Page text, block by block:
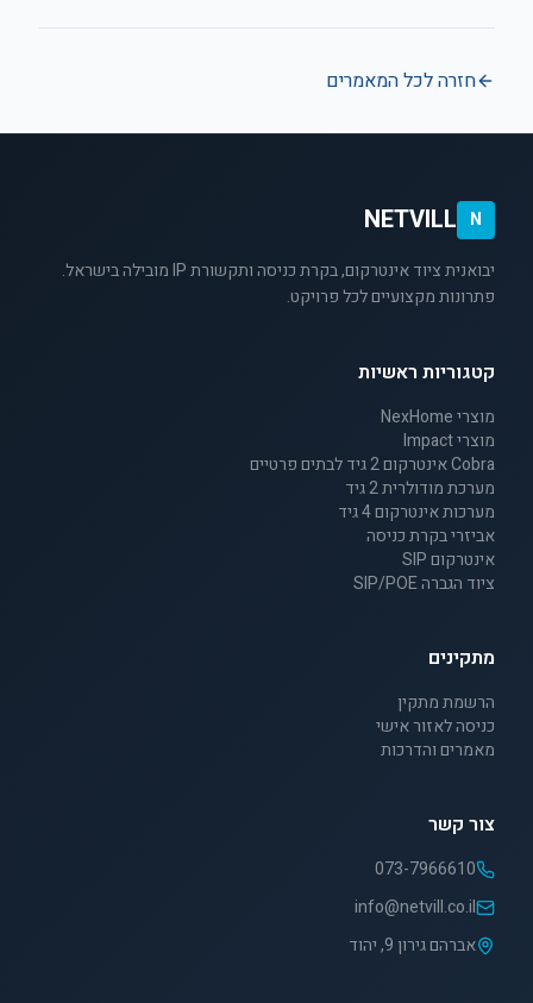
חזרה לכל המאמרים
N
NETVILL
יבואנית ציוד אינטרקום, בקרת כניסה ותקשורת IP מובילה בישראל.
פתרונות מקצועיים לכל פרויקט.
קטגוריות ראשיות
מוצרי NexHome
מוצרי Impact
Cobra אינטרקום 2 גיד לבתים פרטיים
מערכת מודולרית 2 גיד
מערכות אינטרקום 4 גיד
אביזרי בקרת כניסה
אינטרקום SIP
ציוד הגברה SIP/POE
מתקינים
הרשמת מתקין
כניסה לאזור אישי
מאמרים והדרכות
צור קשר
073-7966610
info@netvill.co.il
אברהם גירון 9, יהוד